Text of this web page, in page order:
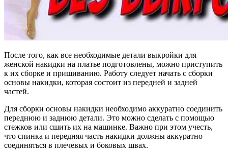
После того, как все необходимые детали выкройки для
женской накидки на платье подготовлены, можно приступить
к их сборке и пришиванию. Работу следует начать с сборки
основы накидки, которая состоит из передней и задней
частей.
Для сборки основы накидки необходимо аккуратно соединить
переднюю и заднюю детали. Это можно сделать с помощью
стежков или сшить их на машинке. Важно при этом учесть,
что спинка и передняя часть накидки должны аккуратно
соединяться в плечевых и боковых швах.